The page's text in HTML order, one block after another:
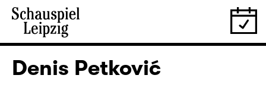
Denis Petković